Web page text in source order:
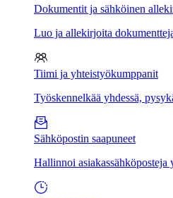
Dokumentit ja sähköinen
Luo ja allekirjoita
Tiimi ja yhteistyökumppanit
Työskennelkää yhdessä,
Sähköpostin saapuneet
Hallinnoi asiakassähköposteja